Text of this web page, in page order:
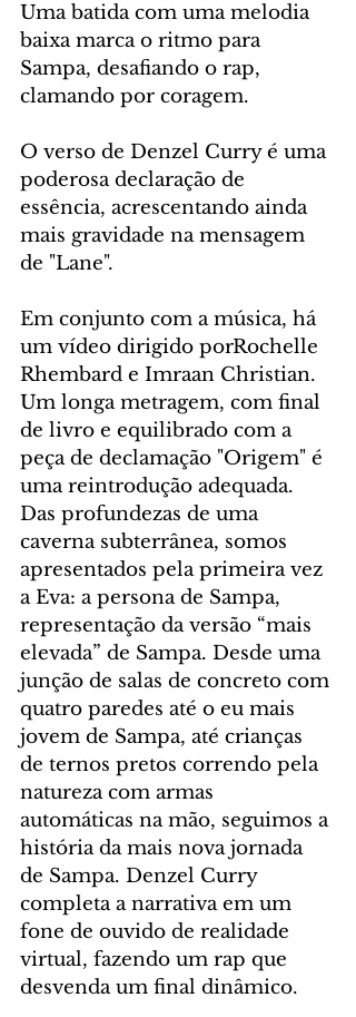
Uma batida com uma melodia
baixa marca o ritmo para
Sampa, desafiando o rap,
clamando por coragem.
O verso de Denzel Curry é uma
poderosa declaração de
essência, acrescentando ainda
mais gravidade na mensagem
de "Lane".
Em conjunto com a música, há
um vídeo dirigido porRochelle
Rhembard e Imraan Christian.
Um longa metragem, com final
de livro e equilibrado com a
peça de declamação "Origem" é
uma reintrodução adequada.
Das profundezas de uma
caverna subterrânea, somos
apresentados pela primeira vez
a Eva: a persona de Sampa,
representação da versão “mais
elevada” de Sampa. Desde uma
junção de salas de concreto com
quatro paredes até o eu mais
jovem de Sampa, até crianças
de ternos pretos correndo pela
natureza com armas
automáticas na mão, seguimos a
história da mais nova jornada
de Sampa. Denzel Curry
completa a narrativa em um
fone de ouvido de realidade
virtual, fazendo um rap que
desvenda um final dinâmico.